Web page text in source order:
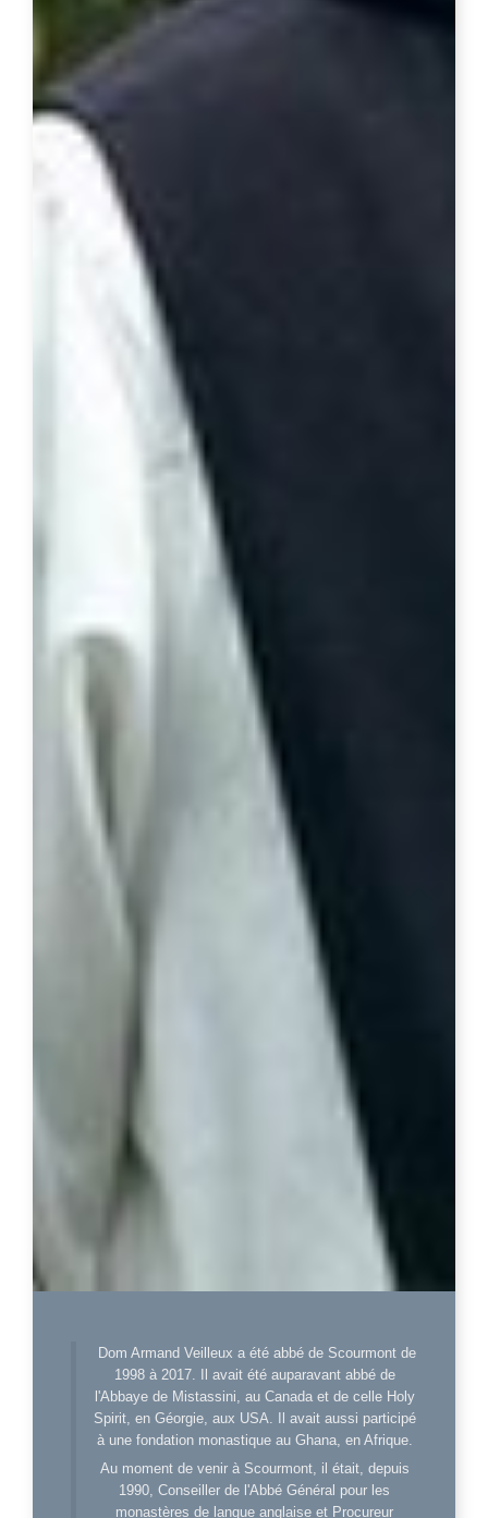
Dom Armand Veilleux a été abbé de Scourmont de
1998 à 2017. Il avait été auparavant abbé de
l'Abbaye de Mistassini, au Canada et de celle Holy
Spirit, en Géorgie, aux USA. Il avait aussi participé
à une fondation monastique au Ghana, en Afrique.
Au moment de venir à Scourmont, il était, depuis
1990, Conseiller de l'Abbé Général pour les
monastères de langue anglaise et Procureur